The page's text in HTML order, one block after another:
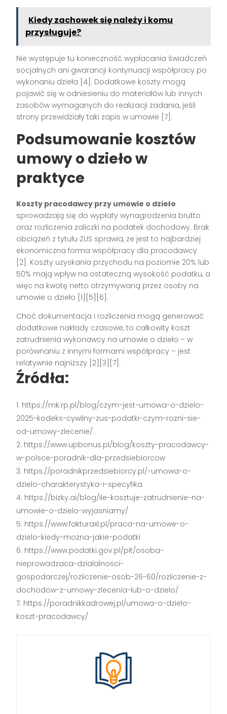
Kiedy zachowek się należy i komu
przysługuje?
Nie występuje tu konieczność wypłacania świadczeń
socjalnych ani gwarancji kontynuacji współpracy po
wykonaniu dzieła [4] . Dodatkowe koszty mogą
pojawić się w odniesieniu do materiałów lub innych
zasobów wymaganych do realizacji zadania, jeśli
strony przewidziały taki zapis w umowie [7] .
Podsumowanie kosztów
umowy o dzieło w
praktyce
Koszty pracodawcy przy umowie o dzieło
sprowadzają się do wypłaty wynagrodzenia brutto
oraz rozliczenia zaliczki na podatek dochodowy. Brak
obciążeń z tytułu ZUS sprawia, że jest to najbardziej
ekonomiczna forma współpracy dla pracodawcy
[2] . Koszty uzyskania przychodu na poziomie 20% lub
50% mają wpływ na ostateczną wysokość podatku, a
więc na kwotę netto otrzymywaną przez osoby na
umowie o dzieło [1][5][6] .
Choć dokumentacja i rozliczenia mogą generować
dodatkowe nakłady czasowe, to całkowity koszt
zatrudnienia wykonawcy na umowie o dzieło – w
porównaniu z innymi formami współpracy – jest
relatywnie najniższy [2][3][7] .
Źródła:
https://mk.rp.pl/blog/czym-jest-umowa-o-dzielo-
2025-kodeks-cywilny-zus-podatki-czym-rozni-sie-
od-umowy-zlecenie/
https://www.upbonus.pl/blog/koszty-pracodawcy-
w-polsce-poradnik-dla-przedsiebiorcow
https://poradnikprzedsiebiorcy.pl/-umowa-o-
dzielo-charakterystyka-i-specyfika
https://bizky.ai/blog/ile-kosztuje-zatrudnienie-na-
umowie-o-dzielo-wyjasniamy/
https://www.fakturaxl.pl/praca-na-umowe-o-
dzielo-kiedy-mozna-jakie-podatki
https://www.podatki.gov.pl/pit/osoba-
nieprowadzaca-dzialalnosci-
gospodarczej/rozliczenie-osob-26-60/rozliczenie-z-
dochodow-z-umowy-zlecenia-lub-o-dzielo/
https://poradnikkadrowej.pl/umowa-o-dzielo-
koszt-pracodawcy/